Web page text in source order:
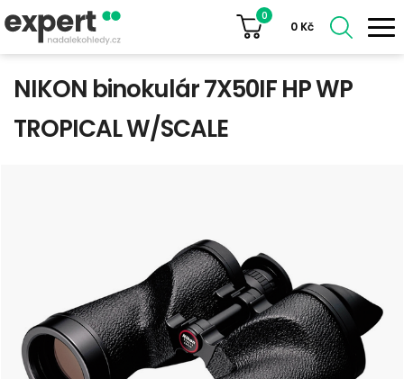
0
0 Kč
NIKON binokulár 7X50IF HP WP
TROPICAL W/SCALE